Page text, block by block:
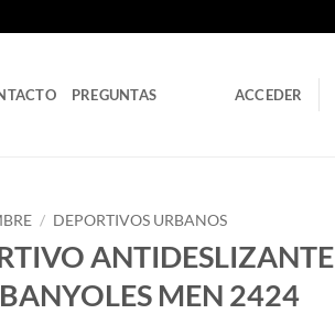
PREGUNTAS ACCEDER
/ DEPORTIVOS URBANOS
ANTIDESLIZANTE
MEN 2424